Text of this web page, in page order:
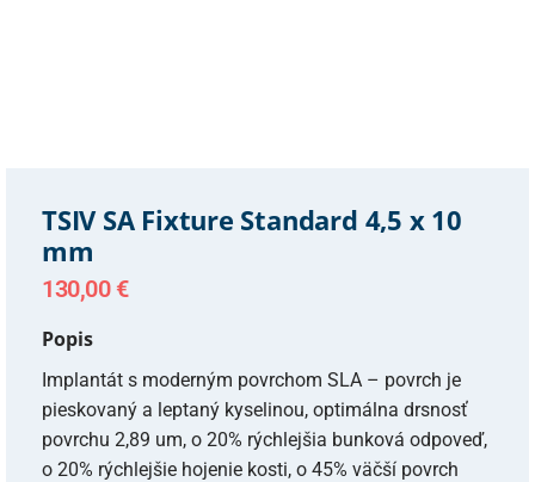
TSIV SA Fixture Standard 4,5 x 10
mm
130,00 €
Popis
Implantát s moderným povrchom SLA – povrch je
pieskovaný a leptaný kyselinou, optimálna drsnosť
povrchu 2,89 um, o 20% rýchlejšia bunková odpoveď,
o 20% rýchlejšie hojenie kosti, o 45% väčší povrch